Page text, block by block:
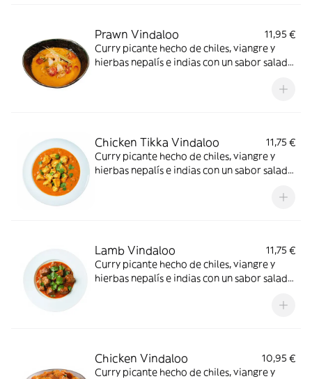
Prawn Vindaloo
11,95 €
Curry picante hecho de chiles, viangre y
hierbas nepalís e indias con un sabor salado
Chicken Tikka Vindaloo
11,75 €
Curry picante hecho de chiles, viangre y
hierbas nepalís e indias con un sabor salado
Lamb Vindaloo
11,75 €
Curry picante hecho de chiles, viangre y
hierbas nepalís e indias con un sabor salado
Chicken Vindaloo
10,95 €
Curry picante hecho de chiles, viangre y